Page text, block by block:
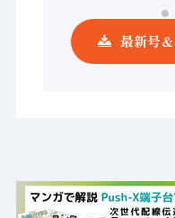
最新号